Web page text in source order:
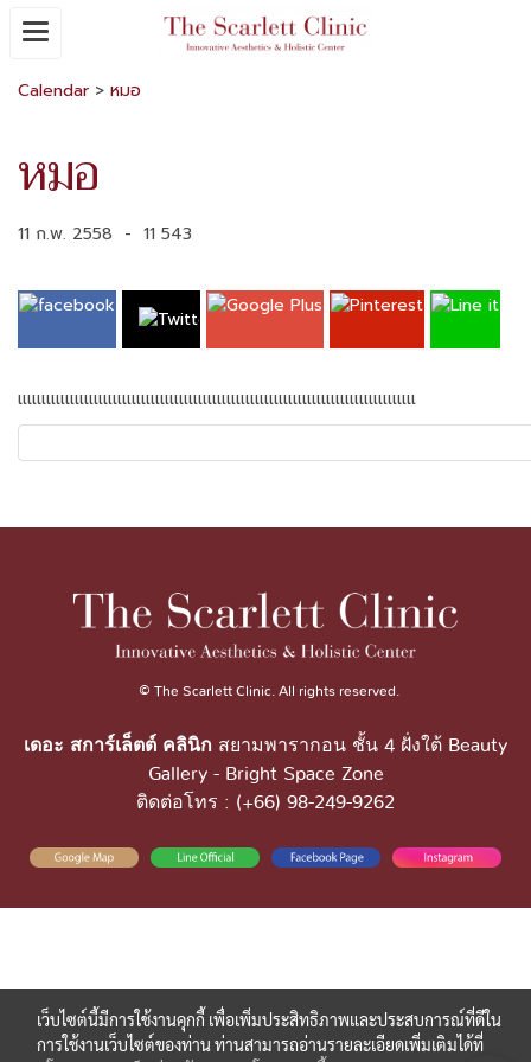
Calendar > หมอ
หมอ
11 ก.พ. 2558 - 11 543
แแแแแแแแแแแแแแแแแแแแแแแแแแแแแแแแแแแแแแแแแแ
© The Scarlett Clinic. All rights reserved.
เดอะ สการ์เล็ตต์ คลินิก สยามพารากอน ชั้น 4 ฝั่งใต้ Beauty
Gallery - Bright Space Zone
ติดต่อโทร : (+66) 98-249-9262
เว็บไซต์นี้มีการใช้งานคุกกี้ เพื่อเพิ่มประสิทธิภาพและประสบการณ์ที่ดีใน
การใช้งานเว็บไซต์ของท่าน ท่านสามารถอ่านรายละเอียดเพิ่มเติมได้ที่